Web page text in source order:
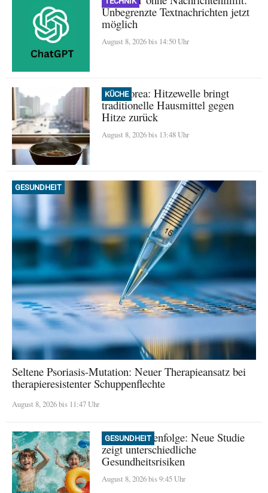
Unbegrenzte Textnachrichten jetzt
möglich
August 8, 2026 bis 14:50 Uhr
KÜCHE
Nordkorea: Hitzewelle bringt
traditionelle Hausmittel gegen
Hitze zurück
August 8, 2026 bis 13:48 Uhr
GESUNDHEIT
Seltene Psoriasis-Mutation: Neuer Therapieansatz bei
therapieresistenter Schuppenflechte
August 8, 2026 bis 11:47 Uhr
GESUNDHEIT
Geburtsreihenfolge: Neue Studie
zeigt unterschiedliche
Gesundheitsrisiken
August 8, 2026 bis 9:45 Uhr